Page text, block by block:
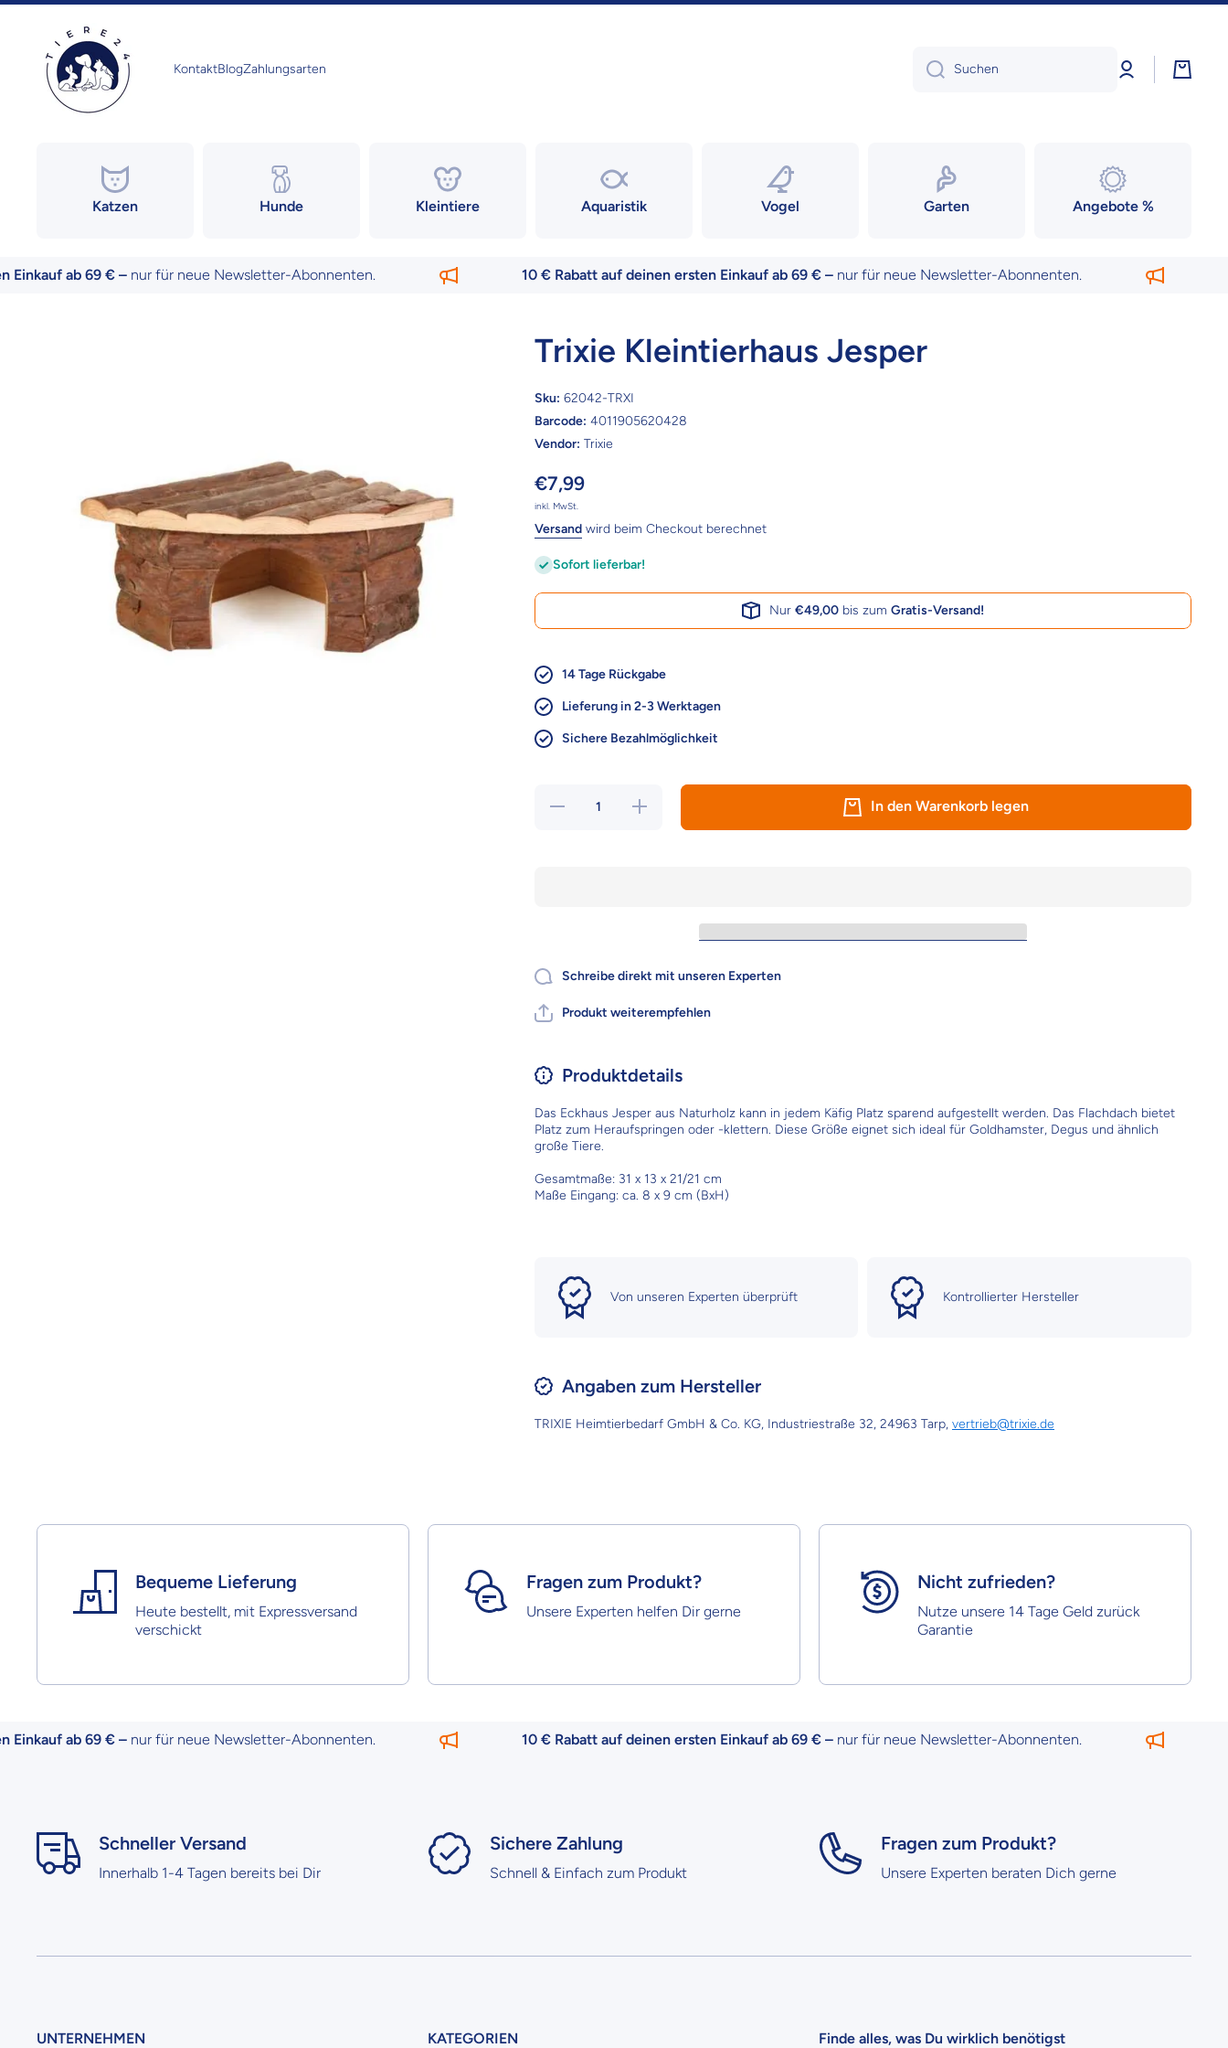
KontaktBlogZahlungsarten Suchen Einloggen
Katzen Hunde Kleintiere Aquaristik Vogel Garten Angebote %
ab 69 € –nur für neue Newsletter-Abonnenten. 10 € Rabatt auf deinen ersten Einkauf ab 69 € –nur für neue Newsletter-Abonnenten.
Trixie Kleintierhaus Jesper
Sku: 62042-TRXI
Barcode: 4011905620428
Vendor: Trixie
€7,99
inkl. MwSt.
Versandwird beim Checkout berechnet
Sofort lieferbar!
Nur €49,00bis zum Gratis-Versand!
14 Tage Rückgabe
Lieferung in 2-3 Werktagen
Sichere Bezahlmöglichkeit
Verringere
Erhöhe die
Menge für
In den Warenkorb legen
Schreibe direkt mit unseren Experten
Produkt weiterempfehlen
Produktdetails
Das Eckhaus Jesper aus Naturholz kann in jedem Käfig Platz sparend aufgestellt werden. Das Flachdach bietet
Platz zum Heraufspringen oder -klettern. Diese Größe eignet sich ideal für Goldhamster, Degus und ähnlich
große Tiere.
Gesamtmaße: 31 x 13 x 21/21 cm
Maße Eingang: ca. 8 x 9 cm (BxH)
Von unseren Experten überprüft Kontrollierter Hersteller
Angaben zum Hersteller
TRIXIE Heimtierbedarf GmbH & Co. KG, Industriestraße 32, 24963 Tarp, vertrieb@trixie.de
Bequeme Lieferung
Heute bestellt, mit Expressversand
verschickt
Fragen zum Produkt?
Unsere Experten helfen Dir gerne
Nicht zufrieden?
Nutze unsere 14 Tage Geld zurück
Garantie
ab 69 € –nur für neue Newsletter-Abonnenten. 10 € Rabatt auf deinen ersten Einkauf ab 69 € –nur für neue Newsletter-Abonnenten.
Schneller Versand
Innerhalb 1-4 Tagen bereits bei Dir
Sichere Zahlung
Schnell & Einfach zum Produkt
Fragen zum Produkt?
Unsere Experten beraten Dich gerne
UNTERNEHMEN KATEGORIEN Finde alles, was Du wirklich benötigst